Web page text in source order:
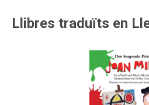
Llibres traduïts en